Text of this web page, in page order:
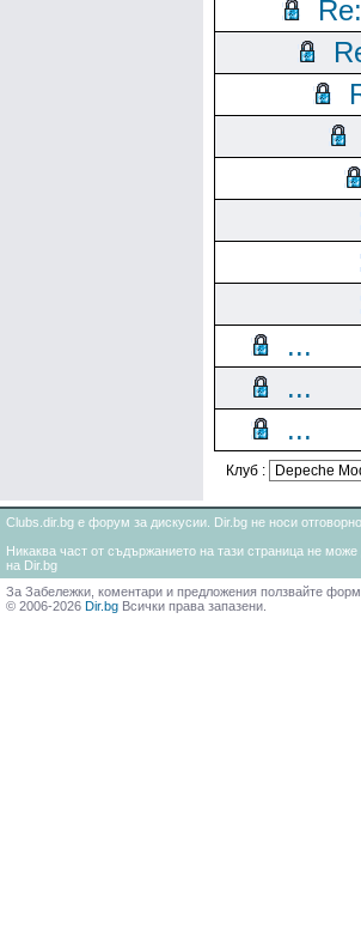
...
...
...
Клуб :
Clubs.dir.bg е форум за дискусии. Dir.bg не носи
Никаква част от съдържанието на тази страница не
на Dir.bg
За Забележки, коментари и предложения ползвайте
© 2006-2026 Dir.bg Всички права запазени.